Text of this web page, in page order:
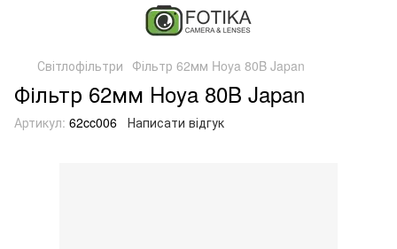
Світлофільтри Фільтр 62мм Hoya 80B Japan
Фільтр 62мм Hoya 80B Japan
Артикул: 62cc006 Написати відгук